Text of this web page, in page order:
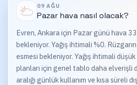
09 AĞU
Pazarhava nasıl olacak?
Evren, Ankara için Pazar günü hava
bekleniyor. Yağış ihtimali %0.
esmesi bekleniyor. Yağış ihtimali
planları için genel tablo daha elverişli
aralığı günlük kullanım ve kısa süreli